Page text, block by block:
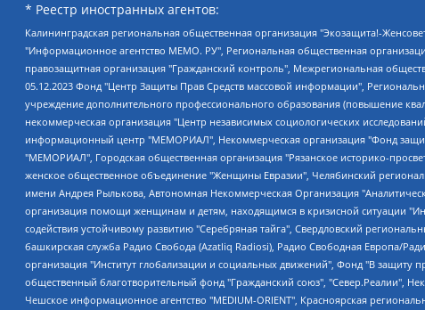
* Реестр иностранных агентов:
Калининградская региональная общественная организация "Экозащита!-Женсовет", Фонд содействия защите прав и свобод граждан "Общественный вердикт", Фонд "Институт Развития Свободы Информации", Частное учреждение "Информационное агентство МЕМО. РУ", Региональная общественная организация "Общественная комиссия по сохранению наследия академика Сахарова", Фонд поддержки свободы прессы, Санкт-Петербургская общественная правозащитная организация "Гражданский контроль", Межрегиональная общественная организация "Информационно-просветительский центр "Мемориал", Региональный Фонд "Центр Защиты Прав Средств Массовой Информации", с 05.12.2023 Фонд "Центр Защиты Прав Средств массовой информации", Региональная общественная благотворительная организация помощи беженцам и мигрантам "Гражданское содействие", Негосударственное образовательное учреждение дополнительного профессионального образования (повышение квалификации) специалистов "АКАДЕМИЯ ПО ПРАВАМ ЧЕЛОВЕКА", Свердловская региональная общественная организация "Сутяжник", Автономная некоммерческая организация "Центр независимых социологических исследований", Союз общественных объединений "Российский исследовательский центр по правам человека", Региональное общественное учреждение научно-информационный центр "МЕМОРИАЛ", Некоммерческая организация "Фонд защиты гласности", Автономная некоммерческая организация "Институт прав человека", Городская общественная организация "Екатеринбургское общество "МЕМОРИАЛ", Городская общественная организация "Рязанское историко-просветительское и правозащитное общество "Мемориал" (Рязанский Мемориал), Челябинский региональный орган общественной самодеятельности – женское общественное объединение "Женщины Евразии", Челябинский региональный орган общественной самодеятельности "Уральская правозащитная группа", Фонд содействия защите здоровья и социальной справедливости имени Андрея Рылькова, Автономная Некоммерческая Организация "Аналитический Центр Юрия Левады", Автономная некоммерческая организация социальной поддержки населения "Проект Апрель", Региональная общественная организация помощи женщинам и детям, находящимся в кризисной ситуации "Информационно-методический центр "Анна", Фонд содействия развитию массовых коммуникаций и правовому просвещению "Так-так-Так", Фонд содействия устойчивому развитию "Серебряная тайга", Свердловский региональный общественный фонд социальных проектов "Новое время", "Idel.Реалии", Кавказ.Реалии, Крым.Реалии, Телеканал Настоящее Время, Татаро-башкирская служба Радио Свобода (Azatliq Radiosi), Радио Свободная Европа/Радио Свобода (PCE/PC), "Сибирь.Реалии", "Фактограф", Благотворительный фонд помощи осужденным и их семьям, Автономная некоммерческая организация "Институт глобализации и социальных движений", Фонд "В защиту прав заключенных", Частное учреждение "Центр поддержки и содействия развитию средств массовой информации", Пензенский региональный общественный благотворительный фонд "Гражданский союз", "Север.Реалии", Некоммерческая организация Фонд "Правовая инициатива", Общество с ограниченной ответственностью "Радио Свободная Европа/Радио Свобода", Чешское информационное агентство "MEDIUM-ORIENT", Красноярская региональная общественная организация "Мы против СПИДа", Камалягин Денис Николаевич, Маркелов Сергей Евгеньевич, Пономарев Лев Александрович, Савицкая Людмила Алексеевна, Автономная некоммерческая организация "Центр по работе с проблемой насилия "НАСИЛИЮ.НЕТ", Межрегиональный